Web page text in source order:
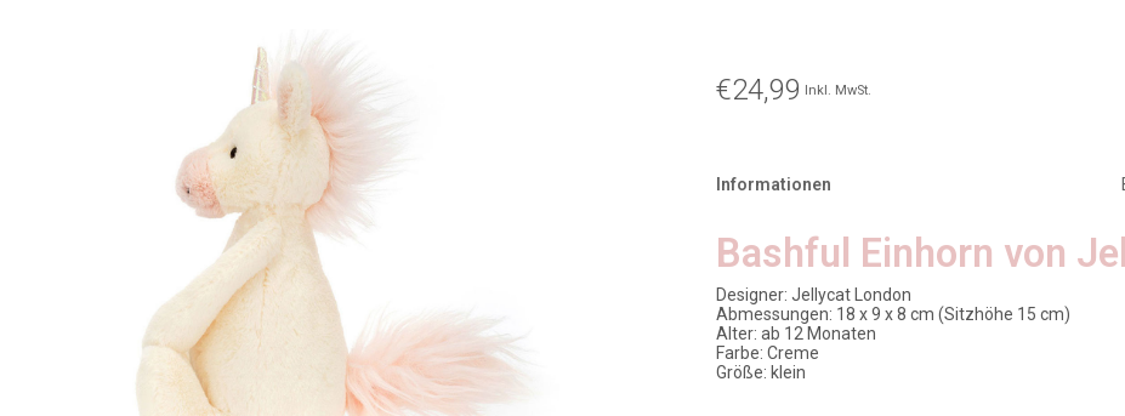
€24,99 Inkl. MwSt.
Informationen
Bashful Einhorn von
Designer: Jellycat London
Abmessungen: 18 x 9 x 8 cm (Sitzhöhe 15 cm)
Alter: ab 12 Monaten
Farbe: Creme
Größe: klein